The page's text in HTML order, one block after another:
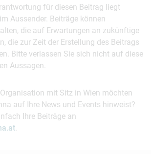
für diesen Beitrag liegt
Aussender. Beiträge können
die auf Erwartungen an zukünftige
die zur Zeit der Erstellung des Beitrags
Bitte verlassen Sie sich nicht auf diese
Aussagen.
mit Sitz in Wien möchten
auf Ihre News und Events hinweist?
Ihre Beiträge an
.